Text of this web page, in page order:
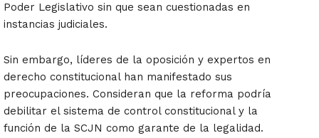
Poder Legislativo sin que sean cuestionadas en
instancias judiciales.
Sin embargo, líderes de la oposición y expertos en
derecho constitucional han manifestado sus
preocupaciones. Consideran que la reforma podría
debilitar el sistema de control constitucional y la
función de la SCJN como garante de la legalidad.